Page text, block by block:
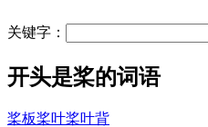
关键字：
开头是桨的词语
桨板桨叶桨叶背